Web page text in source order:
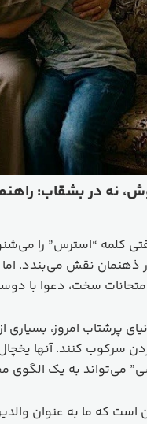
نه در بشقاب:
کلمه “استرس” را
ذهنمان نقش می‌بندد.
سخت، دعوا با
پرشتاب امروز،
سرکوب کنند. آنها یخچال
می‌تواند به یک الگوی
است که ما به عنوان